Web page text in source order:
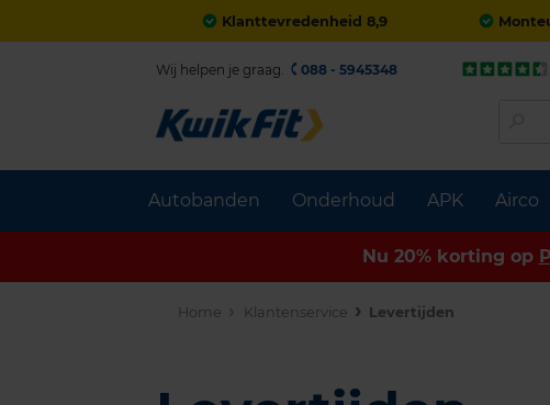
Klanttevredenheid 8,9
Autobanden Onderhoud APK Airco
Wij helpen je graag. 088 - 5945348
Nu 20% korting op
Home Klantenservice Levertijden